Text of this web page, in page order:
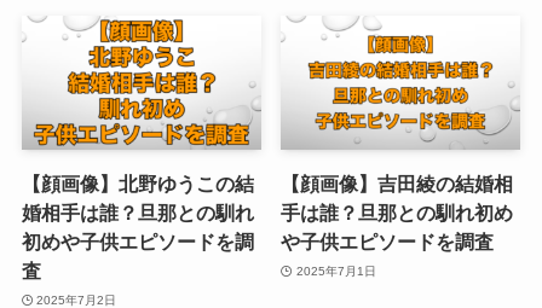
【顔画像】北野ゆうこの結
婚相手は誰？旦那との馴れ
初めや子供エピソードを調
査
2025年7月2日
【顔画像】吉田綾の結婚相
手は誰？旦那との馴れ初め
や子供エピソードを調査
2025年7月1日